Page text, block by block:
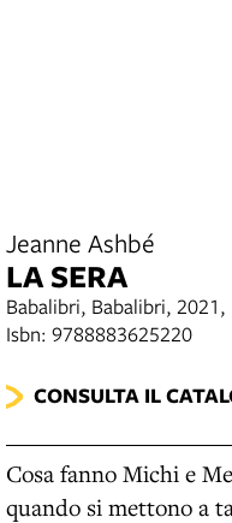
Jeanne Ashbé
LA SERA
Babalibri, Babalibri, 2021,
Isbn: 9788883625220
CONSULTA IL
Cosa fanno Michi e
quando si mettono a